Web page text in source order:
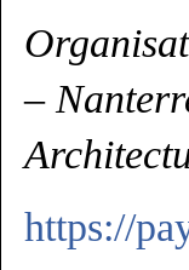
–
https://